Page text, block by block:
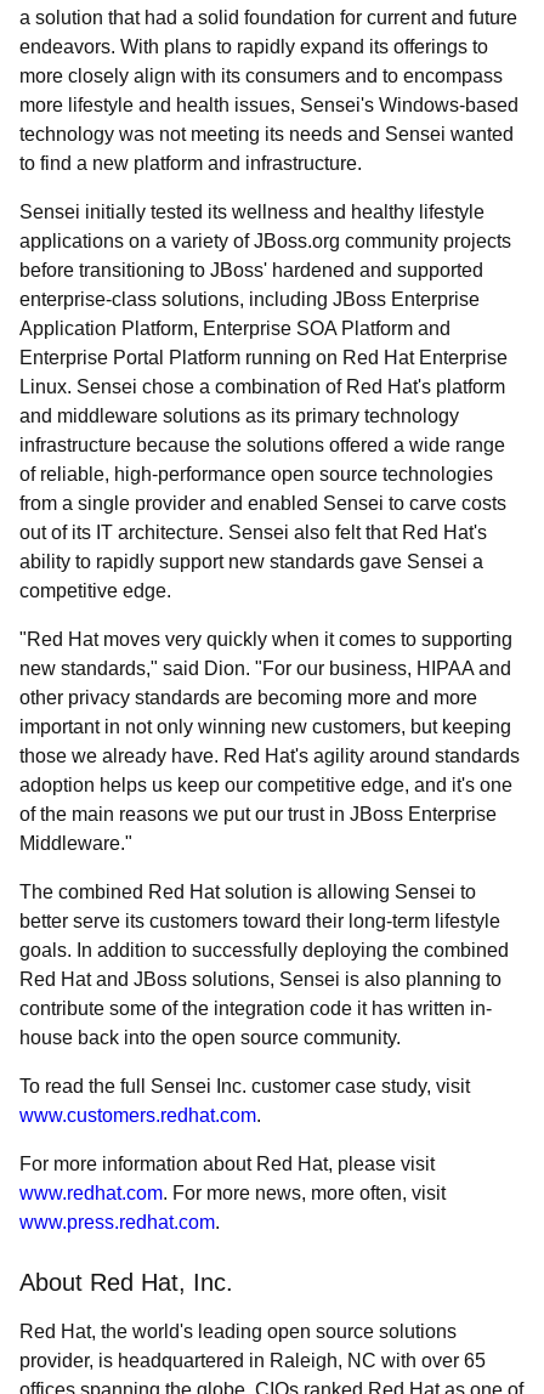
a solution that had a solid foundation for current and future
endeavors. With plans to rapidly expand its offerings to
more closely align with its consumers and to encompass
more lifestyle and health issues, Sensei's Windows-based
technology was not meeting its needs and Sensei wanted
to find a new platform and infrastructure.
Sensei initially tested its wellness and healthy lifestyle
applications on a variety of JBoss.org community projects
before transitioning to JBoss' hardened and supported
enterprise-class solutions, including JBoss Enterprise
Application Platform, Enterprise SOA Platform and
Enterprise Portal Platform running on Red Hat Enterprise
Linux. Sensei chose a combination of Red Hat's platform
and middleware solutions as its primary technology
infrastructure because the solutions offered a wide range
of reliable, high-performance open source technologies
from a single provider and enabled Sensei to carve costs
out of its IT architecture. Sensei also felt that Red Hat's
ability to rapidly support new standards gave Sensei a
competitive edge.
"Red Hat moves very quickly when it comes to supporting
new standards," said Dion. "For our business, HIPAA and
other privacy standards are becoming more and more
important in not only winning new customers, but keeping
those we already have. Red Hat's agility around standards
adoption helps us keep our competitive edge, and it's one
of the main reasons we put our trust in JBoss Enterprise
Middleware."
The combined Red Hat solution is allowing Sensei to
better serve its customers toward their long-term lifestyle
goals. In addition to successfully deploying the combined
Red Hat and JBoss solutions, Sensei is also planning to
contribute some of the integration code it has written in-
house back into the open source community.
To read the full Sensei Inc. customer case study, visit
www.customers.redhat.com.
For more information about Red Hat, please visit
www.redhat.com. For more news, more often, visit
www.press.redhat.com.
About Red Hat, Inc.
Red Hat, the world's leading open source solutions
provider, is headquartered in Raleigh, NC with over 65
offices spanning the globe. CIOs ranked Red Hat as one of